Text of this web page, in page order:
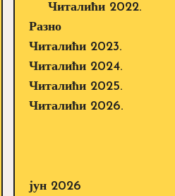
Читалићи 2022.
Разно
Читалићи 2023.
Читалићи 2024.
Читалићи 2025.
Читалићи 2026.
јун 2026